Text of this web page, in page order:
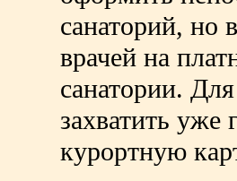
санаторий, но
врачей на
санатории.
захватить уже
курортную